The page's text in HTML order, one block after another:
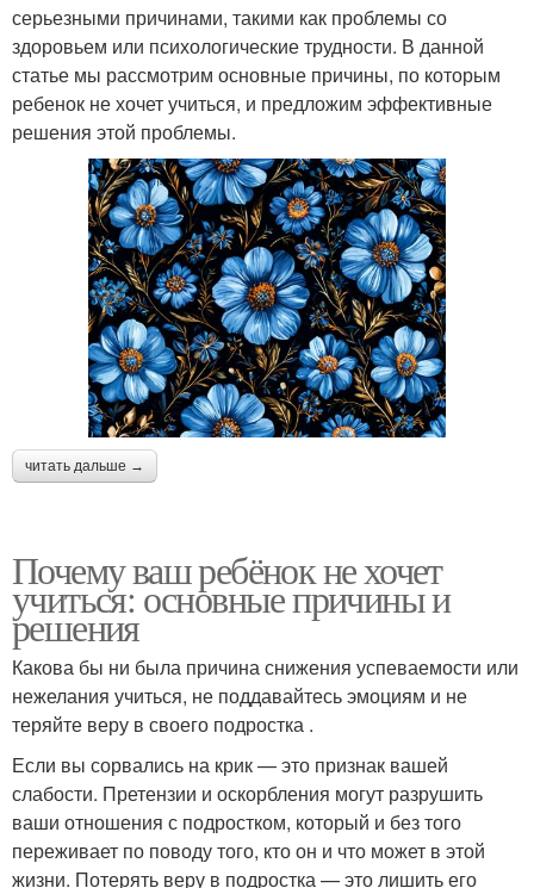
серьезными причинами, такими как проблемы со
здоровьем или психологические трудности. В данной
статье мы рассмотрим основные причины, по которым
ребенок не хочет учиться, и предложим эффективные
решения этой проблемы.
читать дальше →
Почему ваш ребёнок не хочет
учиться: основные причины и
решения
Какова бы ни была причина снижения успеваемости или
нежелания учиться, не поддавайтесь эмоциям и не
теряйте веру в своего подростка .
Если вы сорвались на крик — это признак вашей
слабости. Претензии и оскорбления могут разрушить
ваши отношения с подростком, который и без того
переживает по поводу того, кто он и что может в этой
жизни. Потерять веру в подростка — это лишить его